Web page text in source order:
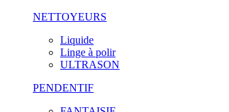
NETTOYEURS
Liquide
Linge à polir
ULTRASON
PENDENTIF